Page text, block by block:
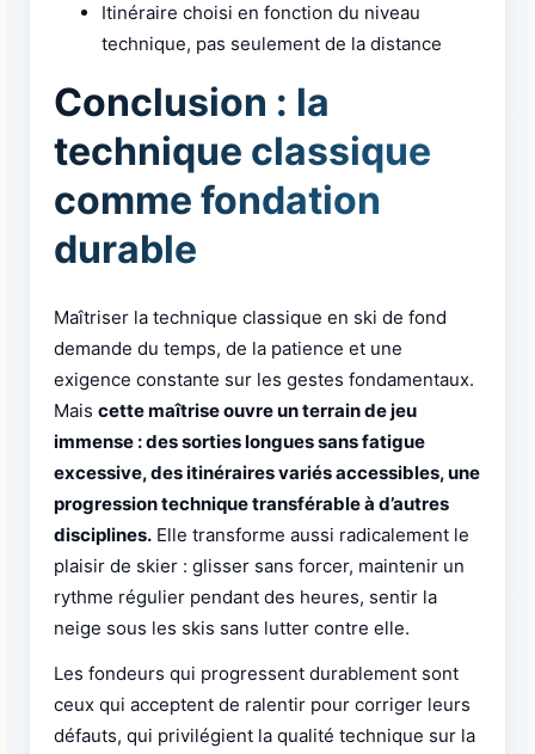
Itinéraire choisi en fonction du niveau
technique, pas seulement de la distance
Conclusion : la
technique classique
comme fondation
durable
Maîtriser la technique classique en ski de fond
demande du temps, de la patience et une
exigence constante sur les gestes fondamentaux.
Mais cette maîtrise ouvre un terrain de jeu
immense : des sorties longues sans fatigue
excessive, des itinéraires variés accessibles, une
progression technique transférable à d’autres
disciplines. Elle transforme aussi radicalement le
plaisir de skier : glisser sans forcer, maintenir un
rythme régulier pendant des heures, sentir la
neige sous les skis sans lutter contre elle.
Les fondeurs qui progressent durablement sont
ceux qui acceptent de ralentir pour corriger leurs
défauts, qui privilégient la qualité technique sur la